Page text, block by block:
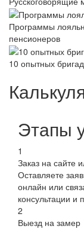
Программы
пенсионеров
10 опытных
Этапы
1
Заказ на сайте
Оставляете
онлайн или
консультации и
2
Выезд на замер